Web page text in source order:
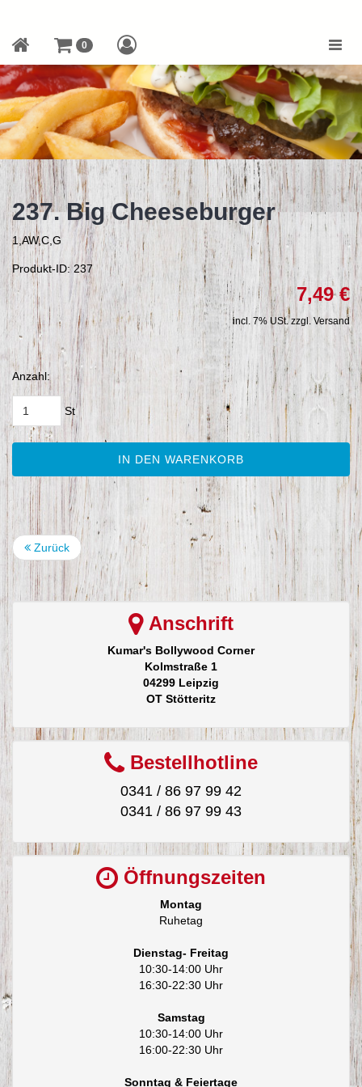
Toggle
0
237. Big Cheeseburger
1,AW,C,G
Produkt-ID: 237
7,49 €
incl. 7% USt. zzgl. Versand
Anzahl:
St
IN DEN WARENKORB
Zurück
Anschrift
Kumar's Bollywood Corner
Kolmstraße 1
04299 Leipzig
OT Stötteritz
Bestellhotline
0341 / 86 97 99 42
0341 / 86 97 99 43
Öffnungszeiten
Montag
Ruhetag
Dienstag- Freitag
10:30-14:00 Uhr
16:30-22:30 Uhr
Samstag
10:30-14:00 Uhr
16:00-22:30 Uhr
Sonntag & Feiertage